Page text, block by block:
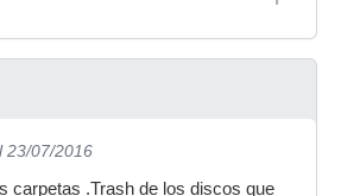
23/07/2016
carpetas .Trash de los discos que